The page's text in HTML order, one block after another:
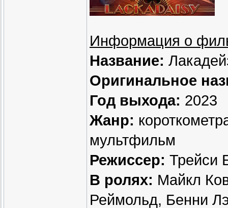
Информация о
Название:
Оригинальное
Год выхода: 2023
Жанр:
мультфильм
Режиссер: Трейси
В ролях: Майкл
Реймольд, Бенни